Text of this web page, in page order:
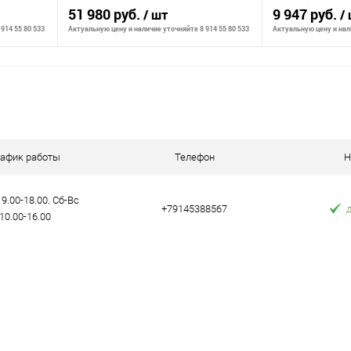
55 80 533
51 980 руб. / шт
Актуальную цену и наличие уточняйте 8 914 55 80 533
В наличии
плавный пуск,
антирестарта
9 947 руб. /
Актуальную цену и
В избранное
работы Телефон
18.00. Сб-Вс
10.00-16.00
+79145388567